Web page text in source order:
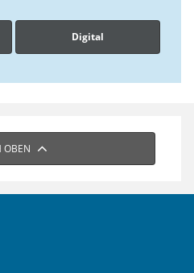
Digital
OBEN